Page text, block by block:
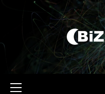
메뉴